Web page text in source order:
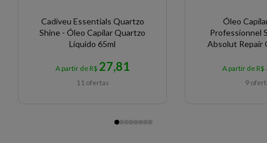
Cadiveu Essentials Quartzo
Shine - Óleo Capilar Quartzo
Líquido 65ml
A partir de R$ 27,81
11 ofertas
Óleo
Professionnel
Absolut Repair
A partir de R$
9